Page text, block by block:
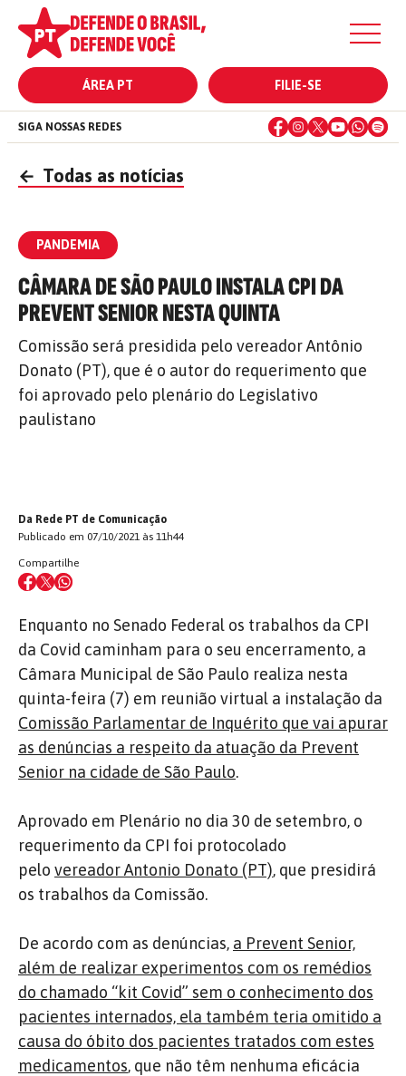
ÁREA PT FILIE-SE
SIGA NOSSAS REDES
← Todas as notícias
PANDEMIA
CÂMARA DE SÃO PAULO INSTALA CPI DA
PREVENT SENIOR NESTA QUINTA
Comissão será presidida pelo vereador Antônio
Donato (PT), que é o autor do requerimento que
foi aprovado pelo plenário do Legislativo
paulistano
Da Rede PT de Comunicação
Publicado em 07/10/2021 às 11h44
Compartilhe
Enquanto no Senado Federal os trabalhos da CPI
da Covid caminham para o seu encerramento, a
Câmara Municipal de São Paulo realiza nesta
quinta-feira (7) em reunião virtual a instalação da
Comissão Parlamentar de Inquérito que vai apurar
as denúncias a respeito da atuação da Prevent
Senior na cidade de São Paulo.
Aprovado em Plenário no dia 30 de setembro, o
requerimento da CPI foi protocolado
pelo vereador Antonio Donato (PT), que presidirá
os trabalhos da Comissão.
De acordo com as denúncias, a Prevent Senior,
além de realizar experimentos com os remédios
do chamado “kit Covid” sem o conhecimento dos
pacientes internados, ela também teria omitido a
causa do óbito dos pacientes tratados com estes
medicamentos, que não têm nenhuma eficácia